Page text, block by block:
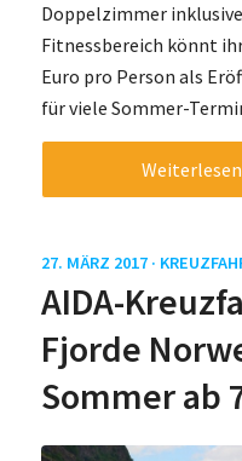
Doppelzimmer
Fitnessbereich könnt
Euro pro Person als
für viele Sommer-
Weiterlesen
27. MÄRZ 2017 ·
AIDA-
Fjorde
Sommer ab